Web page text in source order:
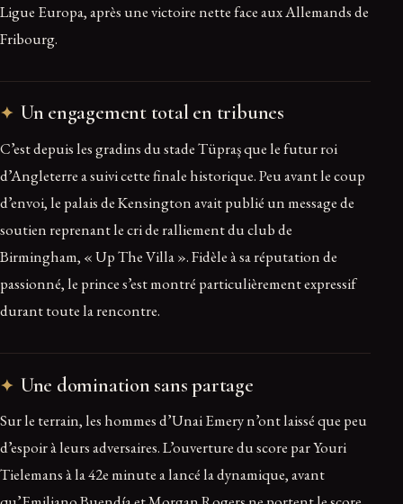
Ligue Europa, après une victoire nette face aux Allemands de
Fribourg.
Un engagement total en tribunes
C’est depuis les gradins du stade Tüpraş que le futur roi
d’Angleterre a suivi cette finale historique. Peu avant le coup
d’envoi, le palais de Kensington avait publié un message de
soutien reprenant le cri de ralliement du club de
Birmingham, « Up The Villa ». Fidèle à sa réputation de
passionné, le prince s’est montré particulièrement expressif
durant toute la rencontre.
Une domination sans partage
Sur le terrain, les hommes d’Unai Emery n’ont laissé que peu
d’espoir à leurs adversaires. L’ouverture du score par Youri
Tielemans à la 42e minute a lancé la dynamique, avant